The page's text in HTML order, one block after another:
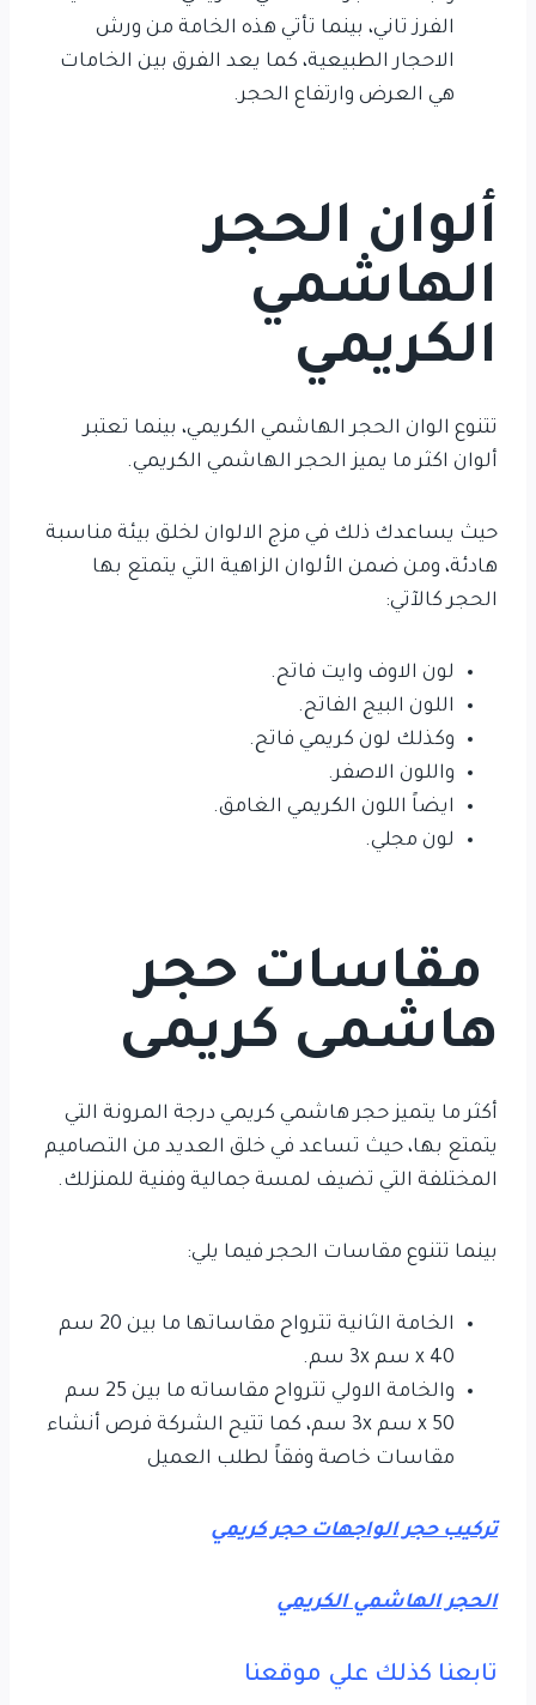
الفرز تاني، بينما تأتي هذه الخامة من ورش
الاحجار الطبيعية، كما يعد الفرق بين الخامات
هي العرض وارتفاع الحجر.
ألوان الحجر
الهاشمي
الكريمي
تتنوع الوان الحجر الهاشمي الكريمي، بينما تعتبر
ألوان اكثر ما يميز الحجر الهاشمي الكريمي.
حيث يساعدك ذلك في مزج الالوان لخلق بيئة مناسبة
هادئة، ومن ضمن الألوان الزاهية التي يتمتع بها
الحجر كالآتي:
لون الاوف وايت فاتح.
اللون البيج الفاتح.
وكذلك لون كريمي فاتح.
واللون الاصفر.
ايضاً اللون الكريمي الغامق.
لون مجلي.
مقاسات حجر
هاشمى كريمى
أكثر ما يتميز حجر هاشمي كريمي درجة المرونة التي
يتمتع بها، حيث تساعد في خلق العديد من التصاميم
المختلفة التي تضيف لمسة جمالية وفنية للمنزلك.
بينما تتنوع مقاسات الحجر فيما يلي:
الخامة الثانية تترواح مقاساتها ما بين 20 سم
40 x سم 3x سم.
والخامة الاولي تترواح مقاساته ما بين 25 سم
50 x سم 3x سم، كما تتيح الشركة فرص أنشاء
مقاسات خاصة وفقاً لطلب العميل
تركيب حجر الواجهات حجر كريمي
الحجر الهاشمي الكريمي
تابعنا كذلك علي موقعنا